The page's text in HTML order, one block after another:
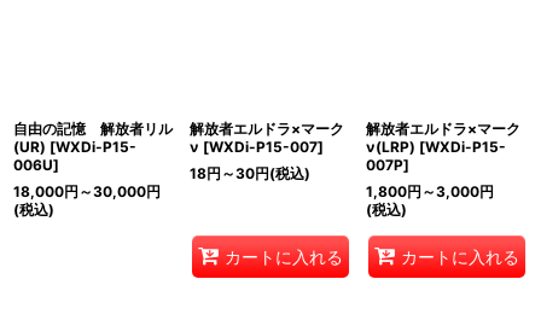
自由の記憶 解放者リル
(UR) [WXDi-P15-
006U]
18,000円 ～30,000円
(税込)
解放者エルドラ×マーク
ν [WXDi-P15-007]
18円 ～30円(税込)
カートに入れる
解放者エルドラ×マーク
ν(LRP) [WXDi-P15-
007P]
1,800円 ～3,000円
(税込)
カートに入れる